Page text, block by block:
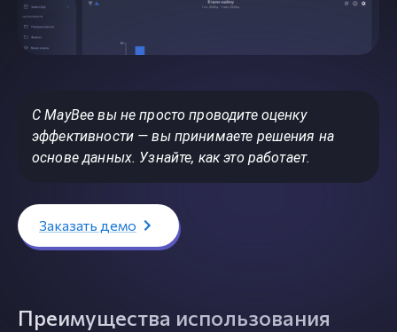
С MayBee вы не просто проводите оценку
эффективности — вы принимаете решения на
основе данных. Узнайте, как это работает.
Заказать демо
Преимущества использования